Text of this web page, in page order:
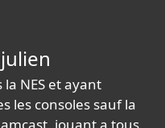
NES et ayant
les consoles sauf la